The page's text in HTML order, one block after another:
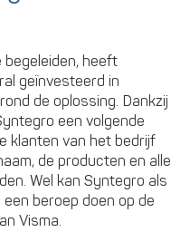
begeleiden, heeft
geïnvesteerd in
de oplossing. Dankzij
een volgende
klanten van het bedrijf
de producten en alle
Wel kan Syntegro als
beroep doen op de
Visma.